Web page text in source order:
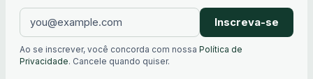
Inscreva-se
Ao se inscrever, você concorda com nossa Política de
Privacidade. Cancele quando quiser.